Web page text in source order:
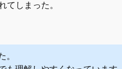
てしまった。
。